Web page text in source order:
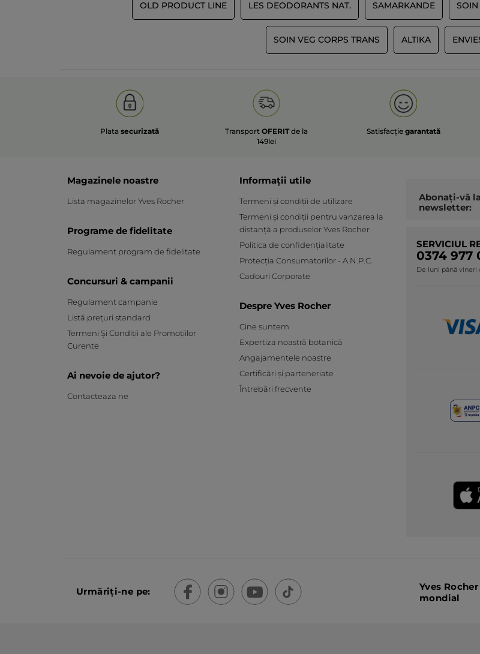
OLD PRODUCT LINE LES DEODORANTS NAT. SAMARKANDE SOIN
SOIN VEG CORPS TRANS ALTIKA
Plata securizată Transport OFERITde la
149lei
Satisfacțiegarantată
Magazinele noastre
Lista magazinelor Yves Rocher
Programe de fidelitate
Regulament program de fidelitate
Concursuri & campanii
Regulament campanie
Listă prețuri standard
Termeni Și Condiții ale Promoțiilor
Curente
Ai nevoie de ajutor?
Contacteaza ne
Informații utile
Termeni și condiții de utilizare
Termeni și condiții pentru vanzarea la
distanță a produselor Yves Rocher
Politica de confidențialitate
Protecția Consumatorilor - A.N.P.C.
Cadouri Corporate
Despre Yves Rocher
Cine suntem
Expertiza noastră botanică
Angajamentele noastre
Certificări și parteneriate
Întrebări frecvente
Abonați-vă la
newsletter:
SERVICIUL
0374 977
De luni până vineri
Urmăriți-ne pe:
Yves
mondial